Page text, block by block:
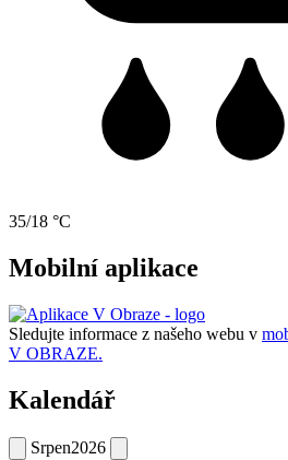
35/18 °C
Mobilní aplikace
Sledujte informace z našeho webu v
V OBRAZE.
Kalendář
Srpen2026